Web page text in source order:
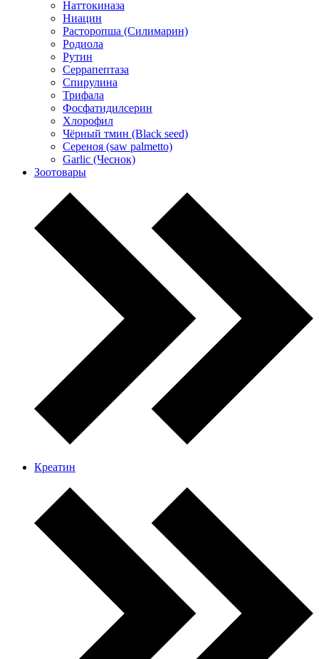
Наттокиназа
Ниацин
Расторопша (Силимарин)
Родиола
Рутин
Серрапептаза
Спирулина
Трифала
Фосфатидилсерин
Хлорофил
Чёрный тмин (Black seed)
Сереноя (saw palmetto)
Garlic (Чеснок)
Зоотовары
Креатин